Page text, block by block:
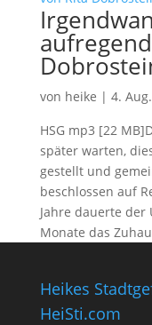
von heike | 4.
HSG mp3 [22
später warten,
gestellt und
beschlossen auf
Jahre dauerte der
Monate das
Heikes
HeiSti.com